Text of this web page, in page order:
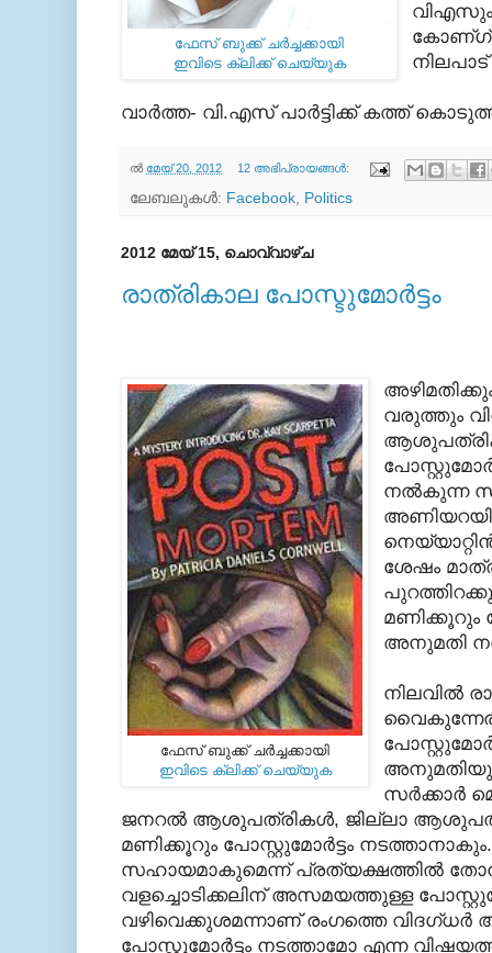
ഫേസ് ബുക്ക്‌ ചര്‍ച്ചക്കായി
ഇവിടെ ക്ലിക്ക് ചെയ്യുക
വാര്‍ത്ത- വി.എസ് പാര്‍ട്ടിക്ക് കത്ത്
ല്‍ മേയ് 20, 2012 12 അഭിപ്രായങ്ങൾ:
ലേബലുകള്‍: Facebook Politics
2012 മേയ് 15, ചൊവ്വാഴ്ച
രാത്രികാല പോസ്ടുമോര്‍ട്ടം
ഫേസ് ബുക്ക്‌ ചര്‍ച്ചക്കായി
ഇവിടെ ക്ലിക്ക് ചെയ്യുക
വരുത്തും
നല്‍കുന്ന
ശേഷം
മണിക്കൂറും
അനുമതി
നിലവില്‍
സര്‍ക്കാര്‍
ജനറല്‍ ആശുപത്രികള്‍, ജില്ലാ
മണിക്കൂറും പോസ്റ്റുമോര്‍ട്ടം
സഹായമാകുമെന്ന് പ്രത്യക്ഷത്തില്‍
വളച്ചൊടിക്കലിന് അസമയത്തുള്ള
വഴിവെക്കുശമന്നാണ് രംഗത്തെ വിദഗ്ധര്‍
പോസ്റ്റുമോര്‍ട്ടം നടത്താമോ എന്ന